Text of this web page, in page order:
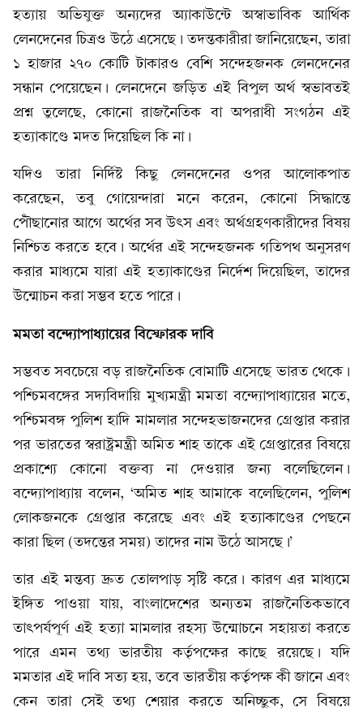
হত্যায় অভিযুক্ত অন্যদের অ্যাকাউন্টে অস্বাভাবিক আর্থিক
লেনদেনের চিত্রও উঠে এসেছে। তদন্তকারীরা জানিয়েছেন, তারা
১ হাজার ২৭০ কোটি টাকারও বেশি সন্দেহজনক লেনদেনের
সন্ধান পেয়েছেন। লেনদেনে জড়িত এই বিপুল অর্থ স্বভাবতই
প্রশ্ন তুলেছে, কোনো রাজনৈতিক বা অপরাধী সংগঠন এই
হত্যাকাণ্ডে মদত দিয়েছিল কি না।
যদিও তারা নির্দিষ্ট কিছু লেনদেনের ওপর আলোকপাত
করেছেন, তবু গোয়েন্দারা মনে করেন, কোনো সিদ্ধান্তে
পৌঁছানোর আগে অর্থের সব উৎস এবং অর্থগ্রহণকারীদের বিষয়
নিশ্চিত করতে হবে। অর্থের এই সন্দেহজনক গতিপথ অনুসরণ
করার মাধ্যমে যারা এই হত্যাকাণ্ডের নির্দেশ দিয়েছিল, তাদের
উন্মোচন করা সম্ভব হতে পারে।
মমতা বন্দ্যোপাধ্যায়ের বিস্ফোরক দাবি
সম্ভবত সবচেয়ে বড় রাজনৈতিক বোমাটি এসেছে ভারত থেকে।
পশ্চিমবঙ্গের সদ্যবিদায়ি মুখ্যমন্ত্রী মমতা বন্দ্যোপাধ্যায়ের মতে,
পশ্চিমবঙ্গ পুলিশ হাদি মামলার সন্দেহভাজনদের গ্রেপ্তার করার
পর ভারতের স্বরাষ্ট্রমন্ত্রী অমিত শাহ তাকে এই গ্রেপ্তারের বিষয়ে
প্রকাশ্যে কোনো বক্তব্য না দেওয়ার জন্য বলেছিলেন।
বন্দ্যোপাধ্যায় বলেন, ‘অমিত শাহ আমাকে বলেছিলেন, পুলিশ
লোকজনকে গ্রেপ্তার করেছে এবং এই হত্যাকাণ্ডের পেছনে
কারা ছিল (তদন্তের সময়) তাদের নাম উঠে আসছে।’
তার এই মন্তব্য দ্রুত তোলপাড় সৃষ্টি করে। কারণ এর মাধ্যমে
ইঙ্গিত পাওয়া যায়, বাংলাদেশের অন্যতম রাজনৈতিকভাবে
তাৎপর্যপূর্ণ এই হত্যা মামলার রহস্য উন্মোচনে সহায়তা করতে
পারে এমন তথ্য ভারতীয় কর্তৃপক্ষের কাছে রয়েছে। যদি
মমতার এই দাবি সত্য হয়, তবে ভারতীয় কর্তৃপক্ষ কী জানে এবং
কেন তারা সেই তথ্য শেয়ার করতে অনিচ্ছুক, সে বিষয়ে